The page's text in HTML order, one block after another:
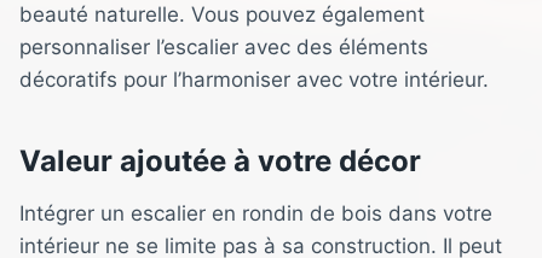
beauté naturelle. Vous pouvez également
personnaliser l’escalier avec des éléments
décoratifs pour l’harmoniser avec votre intérieur.
Valeur ajoutée à votre décor
Intégrer un escalier en rondin de bois dans votre
intérieur ne se limite pas à sa construction. Il peut